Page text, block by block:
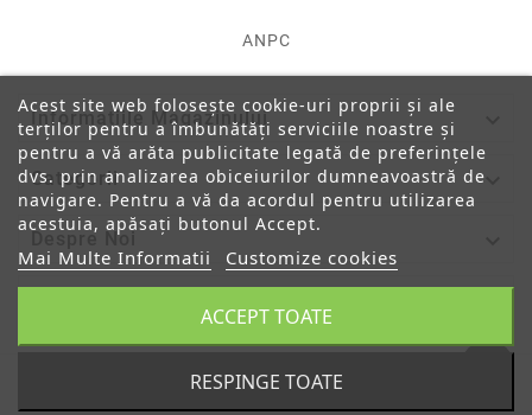
ANPC
Informatiile Magazinului
Categorii 
Despre Noi
Acest site web folosește cookie-uri proprii și ale
terților pentru a îmbunătăți serviciile noastre și
pentru a vă arăta publicitate legată de preferințele
dvs. prin analizarea obiceiurilor dumneavoastră de
navigare. Pentru a vă da acordul pentru utilizarea
acestuia, apăsați butonul Accept.
Mai Multe Informatii Customize cookies
RESPINGE TOATE
ACCEPT TOATE
© 2019 - Ecommerce Software By PrestaShop™